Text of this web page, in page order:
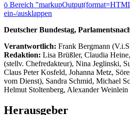
ö Bereich
ein-/ausklappen
Deutscher Bundestag,
Verantwortlich: Frank Bergmann
Redaktion: Lisa Brüßler, Claudia
(stellv. Chefredakteur), Nina Jeglinski,
Claus Peter Kosfeld, Johanna Metz,
vom Dienst), Sandra Schmid, Michael
Helmut Stoltenberg, Alexander Weinlein
Herausgeber